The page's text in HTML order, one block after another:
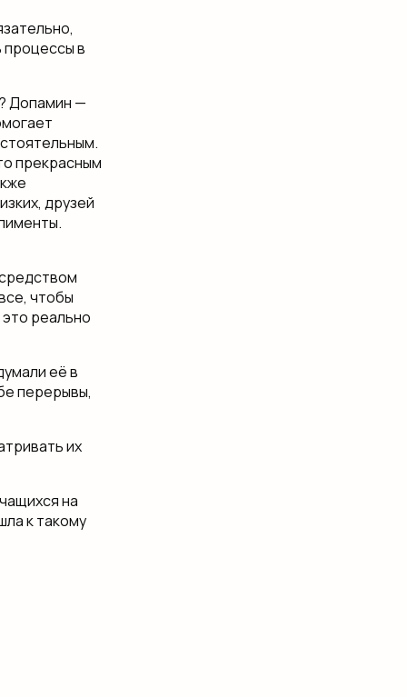
процессы в
Допамин —
прекрасным
друзей
чтобы
реально
её в
перерывы,
их
на
к такому